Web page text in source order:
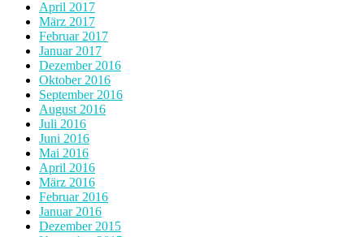
April 2017
März 2017
Februar 2017
Januar 2017
Dezember 2016
Oktober 2016
September 2016
August 2016
Juli 2016
Juni 2016
Mai 2016
April 2016
März 2016
Februar 2016
Januar 2016
Dezember 2015